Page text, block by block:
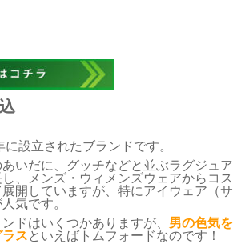
に設立されたブランドです。
いだに、グッチなどと並ぶラグジュア
、メンズ・ウィメンズウェアからコス
開していますが、特にアイウェア（サ
気です。
ドはいくつかありますが、 男の色気を
ス といえばトムフォードなのです！